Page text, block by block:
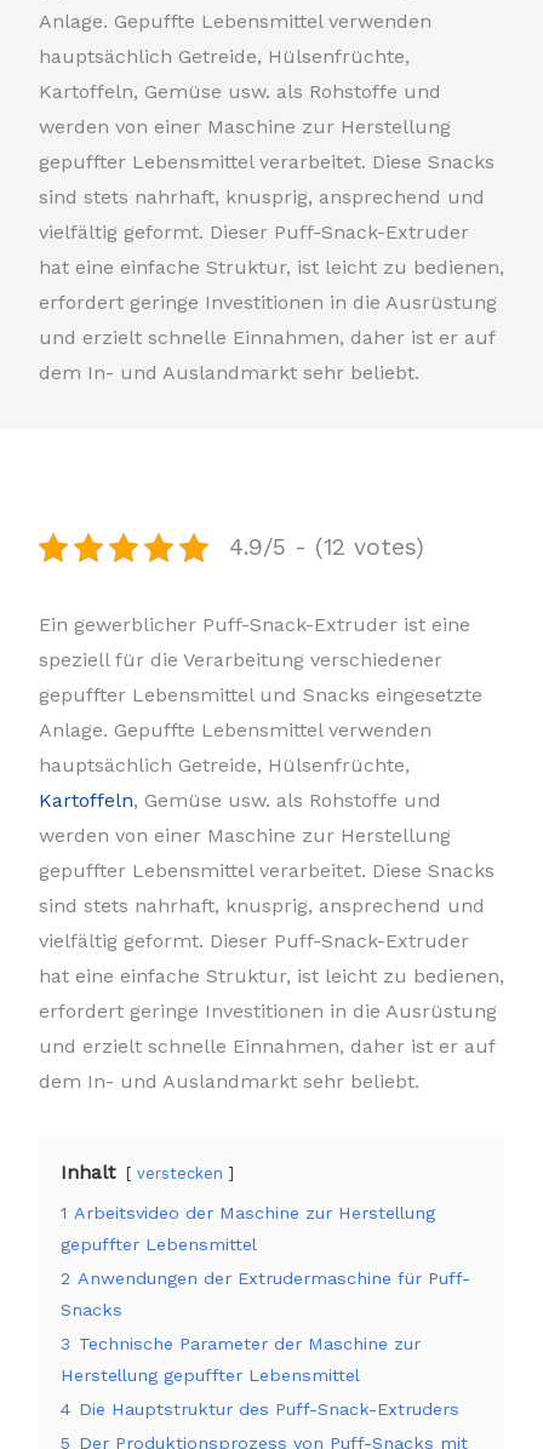
Anlage. Gepuffte Lebensmittel verwenden
hauptsächlich Getreide, Hülsenfrüchte,
Kartoffeln, Gemüse usw. als Rohstoffe und
werden von einer Maschine zur Herstellung
gepuffter Lebensmittel verarbeitet. Diese Snacks
sind stets nahrhaft, knusprig, ansprechend und
vielfältig geformt. Dieser Puff-Snack-Extruder
hat eine einfache Struktur, ist leicht zu bedienen,
erfordert geringe Investitionen in die Ausrüstung
und erzielt schnelle Einnahmen, daher ist er auf
dem In- und Auslandmarkt sehr beliebt.
4.9/5 - (12 votes)
Ein gewerblicher Puff-Snack-Extruder ist eine
speziell für die Verarbeitung verschiedener
gepuffter Lebensmittel und Snacks eingesetzte
Anlage. Gepuffte Lebensmittel verwenden
hauptsächlich Getreide, Hülsenfrüchte,
Kartoffeln, Gemüse usw. als Rohstoffe und
werden von einer Maschine zur Herstellung
gepuffter Lebensmittel verarbeitet. Diese Snacks
sind stets nahrhaft, knusprig, ansprechend und
vielfältig geformt. Dieser Puff-Snack-Extruder
hat eine einfache Struktur, ist leicht zu bedienen,
erfordert geringe Investitionen in die Ausrüstung
und erzielt schnelle Einnahmen, daher ist er auf
dem In- und Auslandmarkt sehr beliebt.
Inhalt verstecken
1 Arbeitsvideo der Maschine zur Herstellung
gepuffter Lebensmittel
2 Anwendungen der Extrudermaschine für Puff-
Snacks
3 Technische Parameter der Maschine zur
Herstellung gepuffter Lebensmittel
4 Die Hauptstruktur des Puff-Snack-Extruders
5 Der Produktionsprozess von Puff-Snacks mit